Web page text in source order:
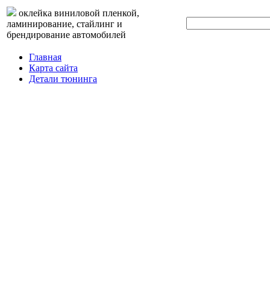
оклейка виниловой пленкой,
ламинирование, стайлинг и
брендирование автомобилей
Главная
Карта сайта
Детали тюнинга